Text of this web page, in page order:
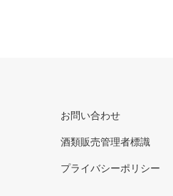
お問い合わせ
酒類販売管理者標識
プライバシーポリシー